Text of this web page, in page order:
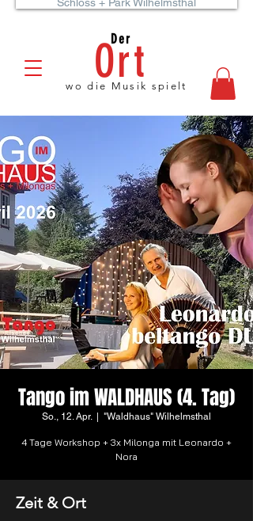
Der
Ort
wo die Musik spielt
Tango im WALDHAUS (4. Tag)
So., 12. Apr.
  |
"Waldhaus" Wilhelmsthal
4 Tage Workshop + 3x Milonga mit Leonardo +
Nora
Zeit & Ort